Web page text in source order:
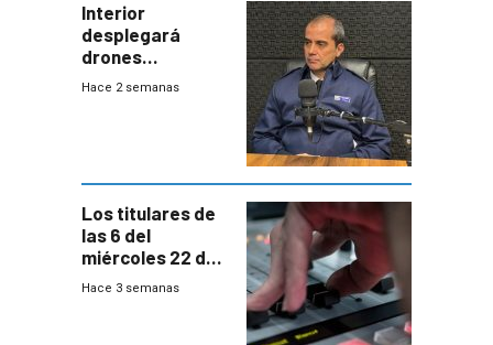
Interior
desplegará
drones
autónomos para
Hace 2 semanas
Los titulares de
las 6 del
miércoles 22 de
julio de 2026
Hace 3 semanas